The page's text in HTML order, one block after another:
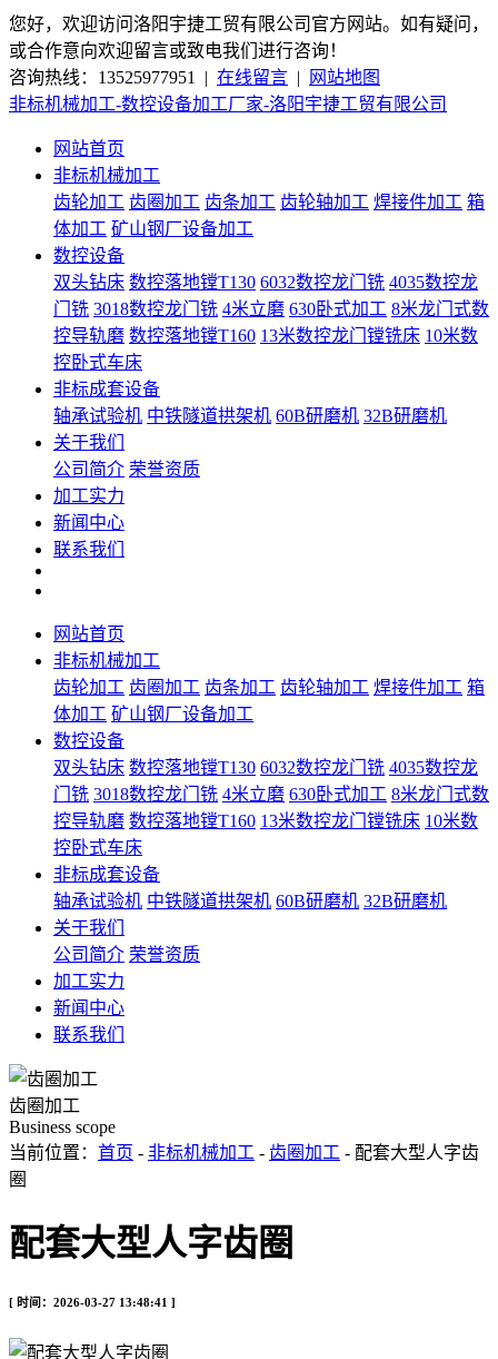
您好，欢迎访问洛阳宇捷工贸有限公司官方网站。如有疑问，
或合作意向欢迎留言或致电我们进行咨询！
咨询热线：13525977951 | 在线留言 |
网站地图
非标机械加工-数控设备加工厂家-洛阳宇捷工贸有限公司
网站首页
非标机械加工
齿轮加工 齿圈加工 齿条加工 齿轮轴加工 焊接件加工 箱
体加工 矿山钢厂设备加工
数控设备
双头钻床 数控落地镗T130 6032数控龙门铣 4035数控龙
门铣 3018数控龙门铣 4米立磨 630卧式加工 8米龙门式数
控导轨磨 数控落地镗T160 13米数控龙门镗铣床 10米数
控卧式车床
非标成套设备
轴承试验机 中铁隧道拱架机 60B研磨机 32B研磨机
关于我们
公司简介 荣誉资质
加工实力
新闻中心
联系我们
网站首页
非标机械加工
齿轮加工 齿圈加工 齿条加工 齿轮轴加工 焊接件加工 箱
体加工 矿山钢厂设备加工
数控设备
双头钻床 数控落地镗T130 6032数控龙门铣 4035数控龙
门铣 3018数控龙门铣 4米立磨 630卧式加工 8米龙门式数
控导轨磨 数控落地镗T160 13米数控龙门镗铣床 10米数
控卧式车床
非标成套设备
轴承试验机 中铁隧道拱架机 60B研磨机 32B研磨机
关于我们
公司简介 荣誉资质
加工实力
新闻中心
联系我们
齿圈加工
Business scope
当前位置： 首页 - 非标机械加工 - 齿圈加工 - 配套大型人字齿
圈
配套大型人字齿圈
[ 时间：2026-03-27 13:48:41 ]